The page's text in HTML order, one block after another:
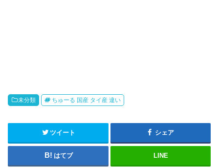
未分類 ちゅーる 国産 タイ産 違い
ツイート シェア
はてブ LINE